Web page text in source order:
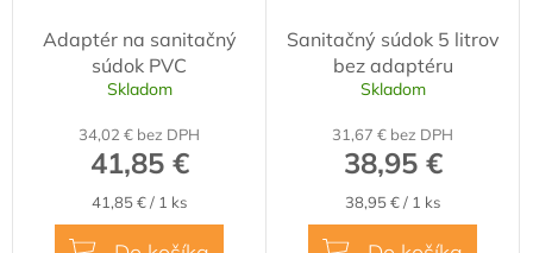
Adaptér na sanitačný
súdok PVC
Skladom
34,02 € bez DPH
41,85 €
Jednotková
cena:
41,85 € / 1 ks
Sanitačný súdok 5 litrov
bez adaptéru
Skladom
31,67 € bez DPH
38,95 €
Jednotková
cena:
38,95 € / 1 ks